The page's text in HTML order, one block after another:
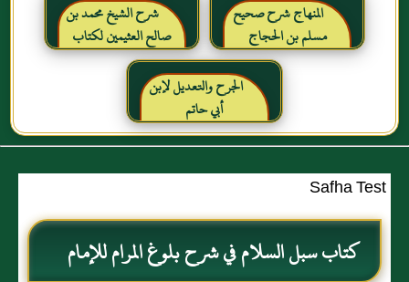
المنهاج شرح صحيح
مسلم بن الحجاج
شرح الشيخ محمد بن
صالح العثيمين لكتاب
رياض الصالحين للإمام
النووي رحمهم الله تعالىالجرح والتعديل لإبن
أبي حاتم
Safha Test
كتاب سبل السلام في شرح بلوغ المرام للإمام